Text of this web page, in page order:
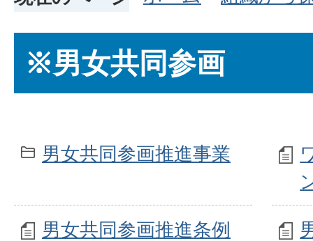
※男女共同参画
男女共同参画推進事業
男女共同参画推進条例